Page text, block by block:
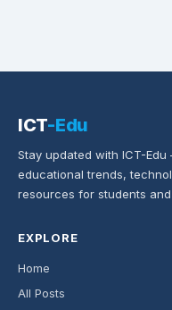
ICT-Edu
Stay updated with ICT-
educational trends,
resources for students
EXPLORE
Home
All Posts